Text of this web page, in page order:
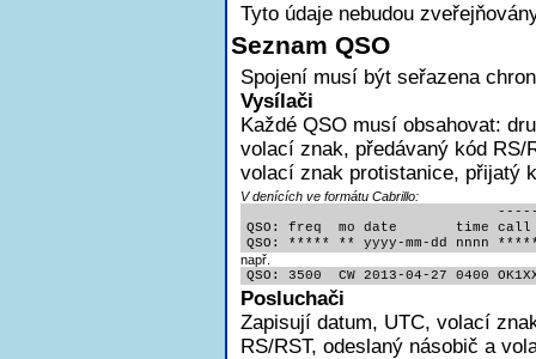
Tyto údaje nebudou
Seznam QSO
Spojení musí být seřazena
Vysílači
Každé QSO musí obsahovat:
volací znak, předávaný kód RS/
volací znak protistanice, přijatý
V denících ve formátu Cabrillo:
QSO: freq  mo date       time
QSO: ***** ** yyyy-mm-dd nnnn
např.
QSO: 3500  CW 2013-04-27 0400
Posluchači
Zapisují datum, UTC, volací
RS/RST, odeslaný násobič a